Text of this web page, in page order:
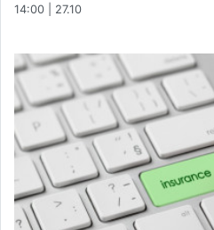
14:00 | 27.10